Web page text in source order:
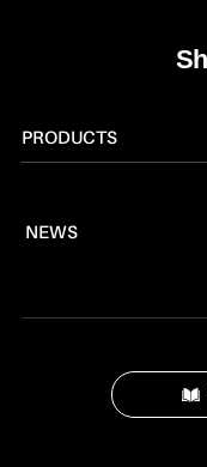
PRODUCTS
燃料
ロウ材
ロードマーキング
NEWS